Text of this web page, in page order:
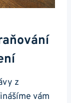
z​
vám